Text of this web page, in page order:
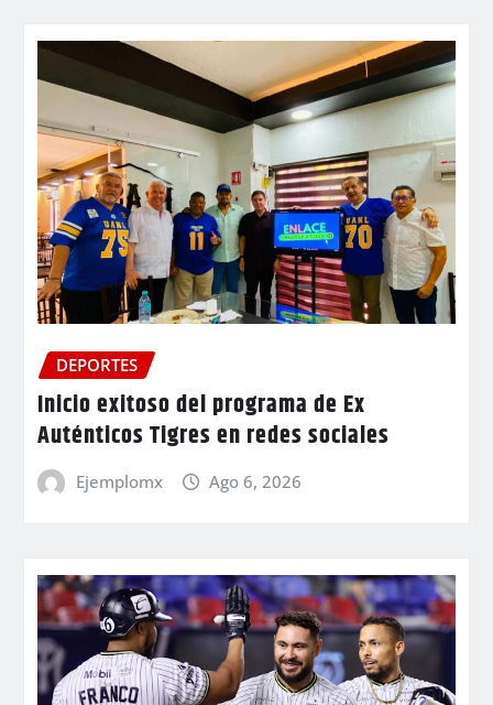
DEPORTES
Inicio exitoso del programa de Ex
Auténticos Tigres en redes sociales
Ejemplomx Ago 6, 2026